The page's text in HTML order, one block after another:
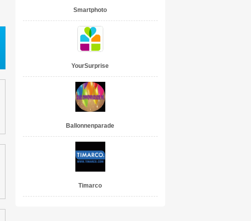
Smartphoto
YourSurprise
Ballonnenparade
Timarco